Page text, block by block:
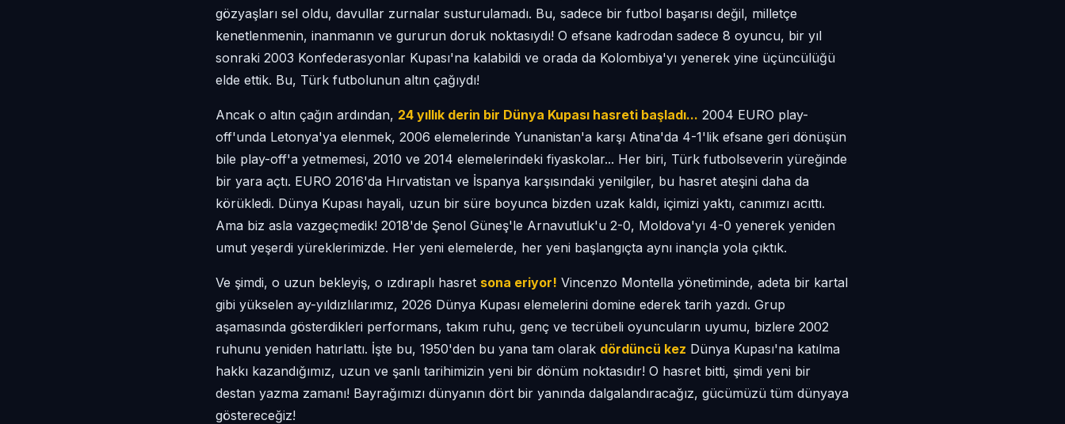
gözyaşları sel oldu, davullar zurnalar susturulamadı. Bu, sadece bir futbol başarısı değil, milletçe
kenetlenmenin, inanmanın ve gururun doruk noktasıydı! O efsane kadrodan sadece 8 oyuncu, bir yıl
sonraki 2003 Konfederasyonlar Kupası'na kalabildi ve orada da Kolombiya'yı yenerek yine üçüncülüğü
elde ettik. Bu, Türk futbolunun altın çağıydı!
Ancak o altın çağın ardından, 24 yıllık derin bir Dünya Kupası hasreti başladı... 2004 EURO play-
off'unda Letonya'ya elenmek, 2006 elemelerinde Yunanistan'a karşı Atina'da 4-1'lik efsane geri dönüşün
bile play-off'a yetmemesi, 2010 ve 2014 elemelerindeki fiyaskolar... Her biri, Türk futbolseverin yüreğinde
bir yara açtı. EURO 2016'da Hırvatistan ve İspanya karşısındaki yenilgiler, bu hasret ateşini daha da
körükledi. Dünya Kupası hayali, uzun bir süre boyunca bizden uzak kaldı, içimizi yaktı, canımızı acıttı.
Ama biz asla vazgeçmedik! 2018'de Şenol Güneş'le Arnavutluk'u 2-0, Moldova'yı 4-0 yenerek yeniden
umut yeşerdi yüreklerimizde. Her yeni elemelerde, her yeni başlangıçta aynı inançla yola çıktık.
Ve şimdi, o uzun bekleyiş, o ızdıraplı hasret sona eriyor! Vincenzo Montella yönetiminde, adeta bir kartal
gibi yükselen ay-yıldızlılarımız, 2026 Dünya Kupası elemelerini domine ederek tarih yazdı. Grup
aşamasında gösterdikleri performans, takım ruhu, genç ve tecrübeli oyuncuların uyumu, bizlere 2002
ruhunu yeniden hatırlattı. İşte bu, 1950'den bu yana tam olarak dördüncü kez Dünya Kupası'na katılma
hakkı kazandığımız, uzun ve şanlı tarihimizin yeni bir dönüm noktasıdır! O hasret bitti, şimdi yeni bir
destan yazma zamanı! Bayrağımızı dünyanın dört bir yanında dalgalandıracağız, gücümüzü tüm dünyaya
göstereceğiz!